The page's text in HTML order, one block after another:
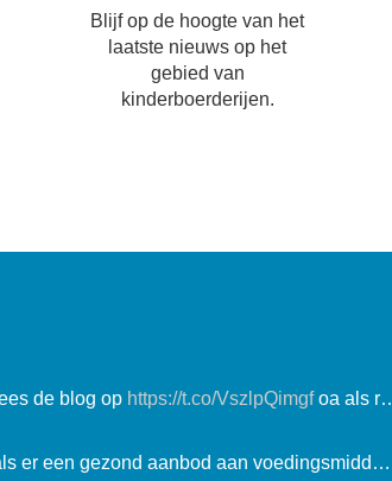
Blijf op de hoogte van het
laatste nieuws op het
gebied van
kinderboerderijen.
de blog op https://t.co/VszlpQimgfoa als
er een gezond aanbod aan voedingsmidd…